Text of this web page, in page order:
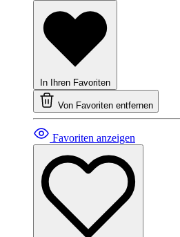
In Ihren Favoriten
Von Favoriten entfernen
Favoriten anzeigen